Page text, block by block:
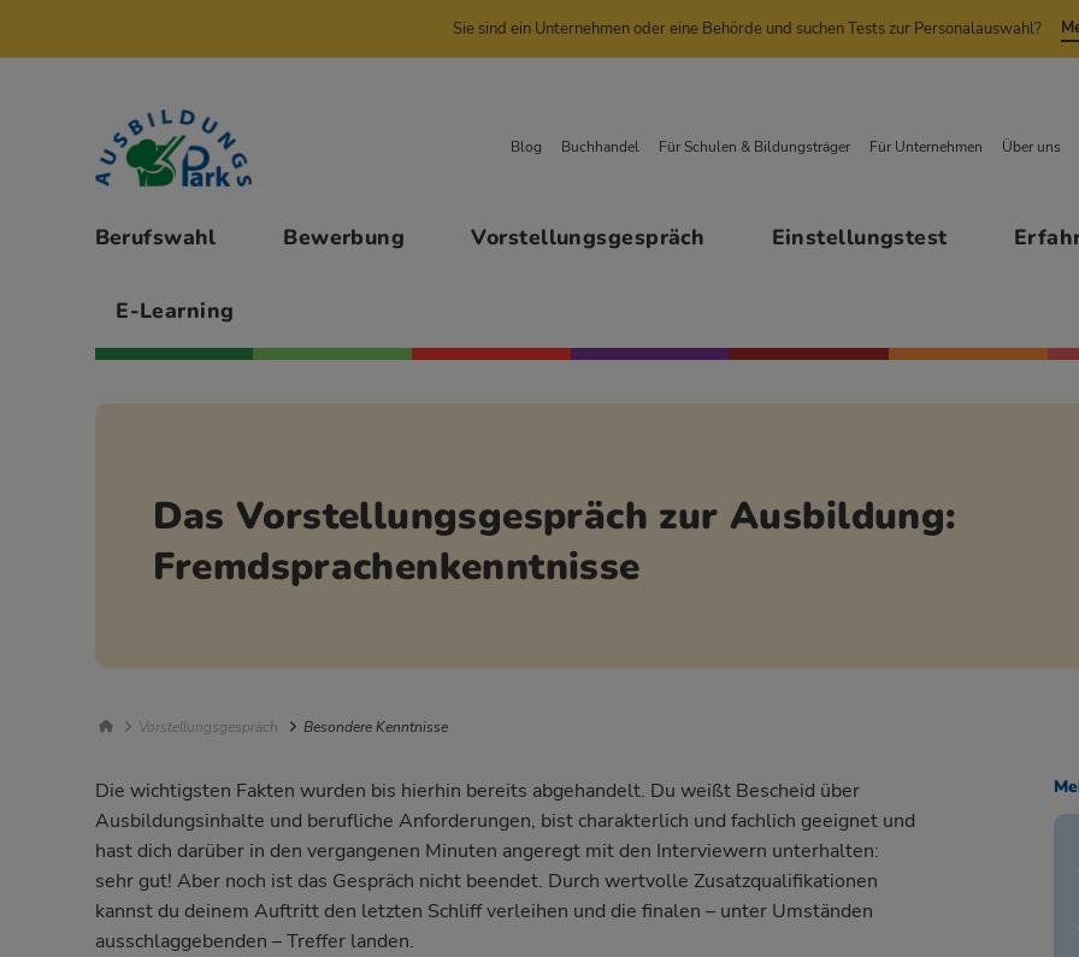
Sie sind ein Unternehmen oder eine Behörde und suchen Tests zur Personalauswahl?
Berufswahl Bewerbung Vorstellungsgespräch Einstellungstest
E-Learning
Blog Buchhandel Für Schulen & Bildungsträger Für Unternehmen Über uns
Das Vorstellungsgespräch zur Ausbildung:
Fremdsprachenkenntnisse
Breadcrumb Navigation
Vorstellungsgespräch Besondere Kenntnisse
Die wichtigsten Fakten wurden bis hierhin bereits abgehandelt. Du weißt Bescheid über
Ausbildungsinhalte und berufliche Anforderungen, bist charakterlich und fachlich geeignet und
hast dich darüber in den vergangenen Minuten angeregt mit den Interviewern unterhalten:
sehr gut! Aber noch ist das Gespräch nicht beendet. Durch wertvolle Zusatzqualifikationen
kannst du deinem Auftritt den letzten Schliff verleihen und die finalen – unter Umständen
ausschlaggebenden – Treffer landen.